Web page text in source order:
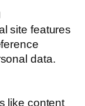
site features
data.
like content